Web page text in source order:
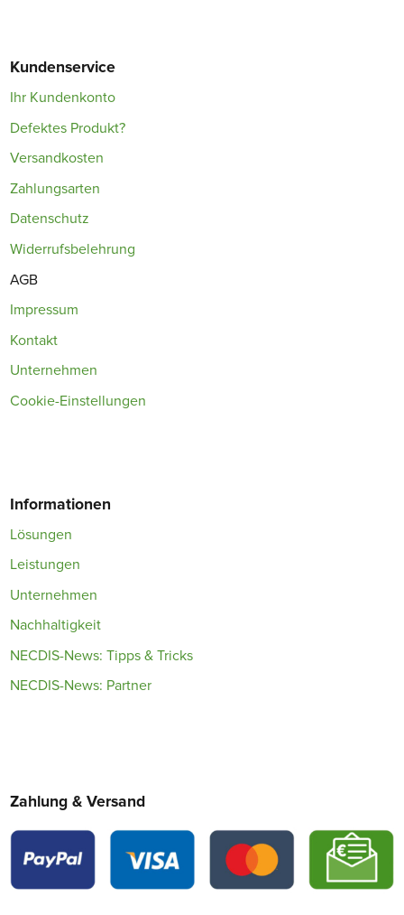
Kundenservice
Ihr Kundenkonto
Defektes Produkt?
Versandkosten
Zahlungsarten
Datenschutz
Widerrufsbelehrung
AGB
Impressum
Kontakt
Unternehmen
Cookie-Einstellungen
Informationen
Lösungen
Leistungen
Unternehmen
Nachhaltigkeit
NECDIS-News: Tipps & Tricks
NECDIS-News: Partner
Zahlung & Versand